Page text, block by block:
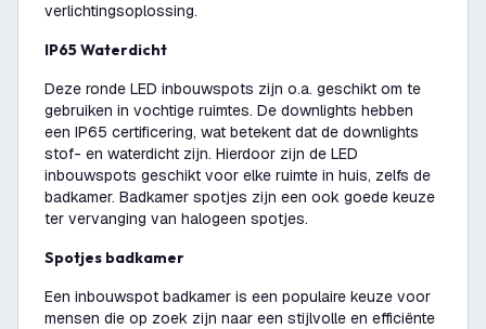
verlichtingsoplossing.
IP65 Waterdicht
Deze ronde LED inbouwspots zijn o.a. geschikt om te
gebruiken in vochtige ruimtes. De downlights hebben
een IP65 certificering, wat betekent dat de downlights
stof- en waterdicht zijn. Hierdoor zijn de LED
inbouwspots geschikt voor elke ruimte in huis, zelfs de
badkamer. Badkamer spotjes zijn een ook goede keuze
ter vervanging van halogeen spotjes.
Spotjes badkamer
Een inbouwspot badkamer is een populaire keuze voor
mensen die op zoek zijn naar een stijlvolle en efficiënte